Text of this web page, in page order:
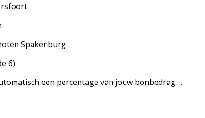
Spakenburg
6)
een percentage van jouw bonbedrag….